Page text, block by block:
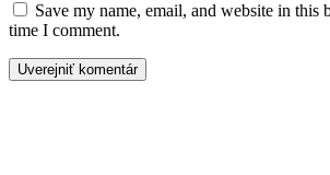
Save my name, email, and website in this
time I comment.